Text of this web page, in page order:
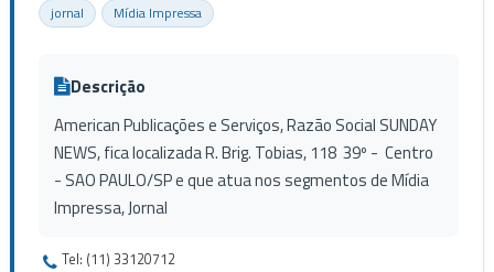
jornal Mídia Impressa
Descrição
American Publicações e Serviços, Razão Social SUNDAY
NEWS, fica localizada R. Brig. Tobias, 118 39º - Centro
- SAO PAULO/SP e que atua nos segmentos de Mídia
Impressa, Jornal
Tel: (11) 33120712